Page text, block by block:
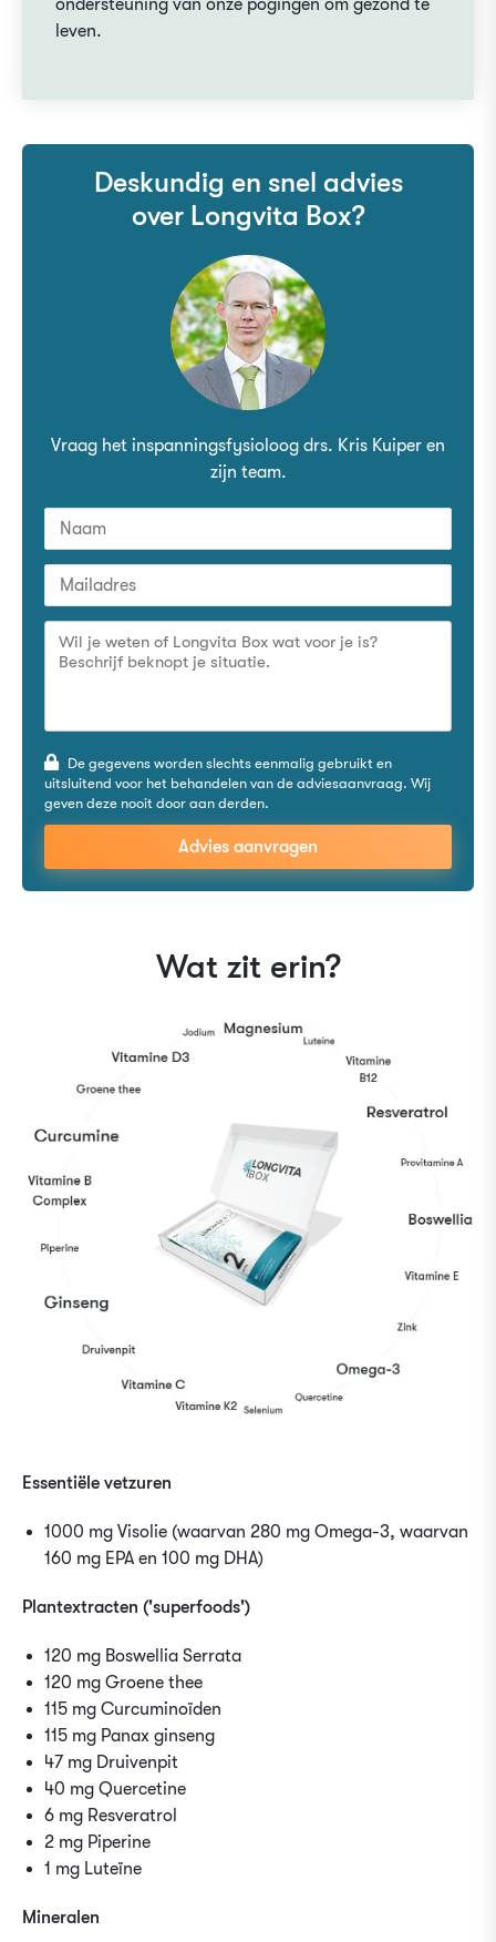
leven.
Deskundig en snel advies
over Longvita Box?
Vraag het inspanningsfysioloog drs. Kris Kuiper en
zijn team.
De gegevens worden slechts eenmalig gebruikt en
uitsluitend voor het behandelen van de adviesaanvraag. Wij
geven deze nooit door aan derden.
Advies aanvragen
Wat zit erin?
Essentiële vetzuren
1000 mg Visolie (waarvan 280 mg Omega-3, waarvan
160 mg EPA en 100 mg DHA)
Plantextracten ('superfoods')
120 mg Boswellia Serrata
120 mg Groene thee
115 mg Curcuminoïden
115 mg Panax ginseng
47 mg Druivenpit
40 mg Quercetine
6 mg Resveratrol
2 mg Piperine
1 mg Luteïne
Mineralen